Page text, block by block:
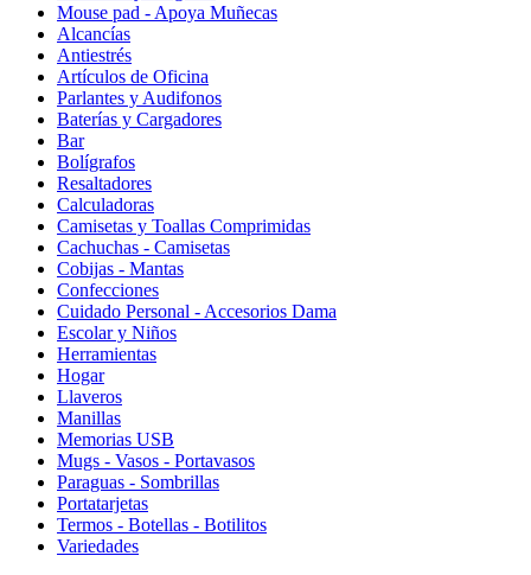
Mouse pad - Apoya Muñecas
Alcancías
Antiestrés
Artículos de Oficina
Parlantes y Audifonos
Baterías y Cargadores
Bar
Bolígrafos
Resaltadores
Calculadoras
Camisetas y Toallas Comprimidas
Cachuchas - Camisetas
Cobijas - Mantas
Confecciones
Cuidado Personal - Accesorios Dama
Escolar y Niños
Herramientas
Hogar
Llaveros
Manillas
Memorias USB
Mugs - Vasos - Portavasos
Paraguas - Sombrillas
Portatarjetas
Termos - Botellas - Botilitos
Variedades